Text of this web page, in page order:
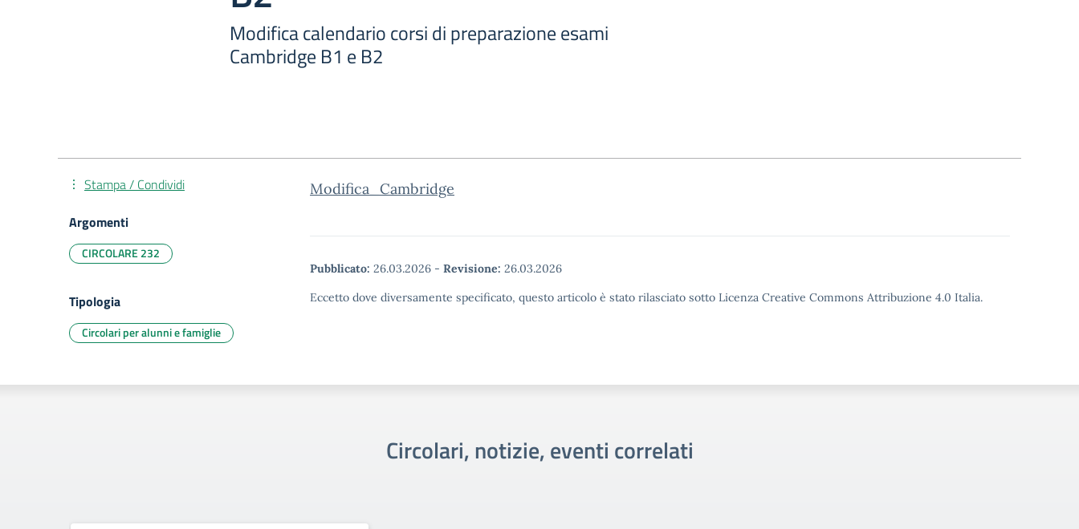
Modifica calendario corsi di preparazione esami
Cambridge B1 e B2
Modifica_Cambridge
Pubblicato: 26.03.2026 - Revisione: 26.03.2026
Eccetto dove diversamente specificato, questo articolo è stato rilasciato sotto Licenza Creative Commons Attribuzione 4.0 Italia.
Stampa / Condividi
Argomenti
CIRCOLARE 232
Tipologia
Circolari per alunni e famiglie
Circolari, notizie, eventi correlati